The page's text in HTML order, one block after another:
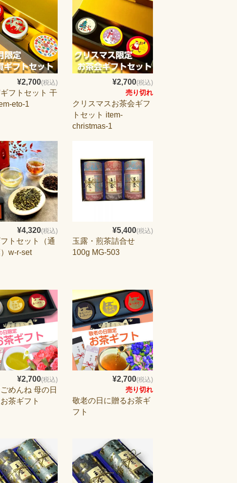
¥2,700(税込)
フトセット 干
eto-1
¥2,700(税込)
売り切れ
クリスマスお茶会ギフ
トセット item-
christmas-1
¥4,320(税込)
トセット（通
w-r-set
¥5,400(税込)
玉露・煎茶詰合せ
100g MG-503
¥2,700(税込)
めんね 母の日
茶ギフト
¥2,700(税込)
売り切れ
敬老の日に贈るお茶ギ
フト